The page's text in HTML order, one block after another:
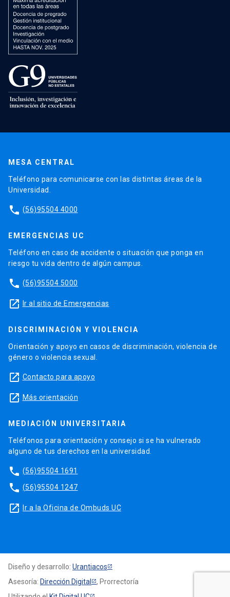
MESA CENTRAL
Teléfono para comunicarse con las distintas áreas de la
Universidad.
phone (56)95504 4000
EMERGENCIAS UC
Teléfono en caso de accidente o situación que ponga en
riesgo tu vida dentro de algún campus.
phone (56)95504 5000
launch Ir al sitio de Emergencias
DISCRIMINACIÓN Y VIOLENCIA
Orientación y apoyo en casos de discriminación, violencia de
género o violencia sexual.
launch Contacto para apoyo
launch Más orientación
MEDIACIÓN UNIVERSITARIA
Teléfonos para orientación y consejo si se ha vulnerado
alguno de tus derechos en la universidad.
phone (56)95504 1691
phone (56)95504 1247
launch Ir a la Oficina de Ombuds UC
Diseño y desarrollo: Urantiacos
Asesoría: Dirección Digital
, Prorrectoría